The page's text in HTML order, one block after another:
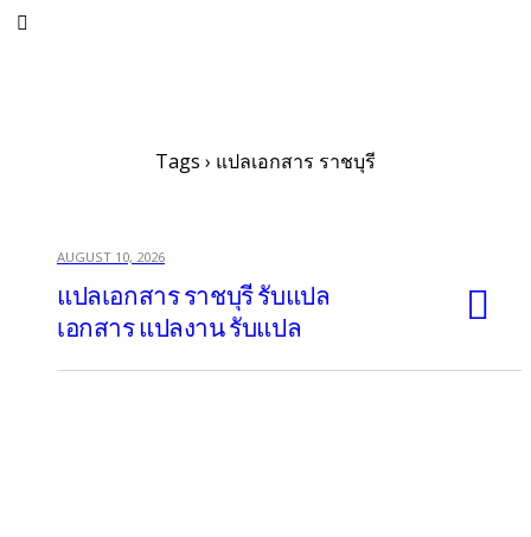
Tags › แปลเอกสาร ราชบุรี
AUGUST 10, 2026
แปลเอกสาร ราชบุรี รับแปล
เอกสาร แปลงาน รับแปล